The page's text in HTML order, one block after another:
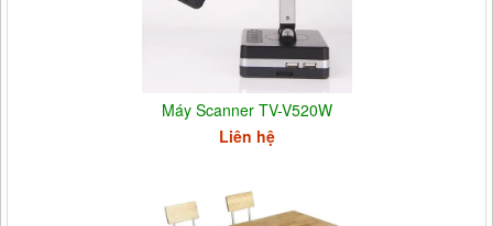
Máy Scanner TV-V520W
Liên hệ